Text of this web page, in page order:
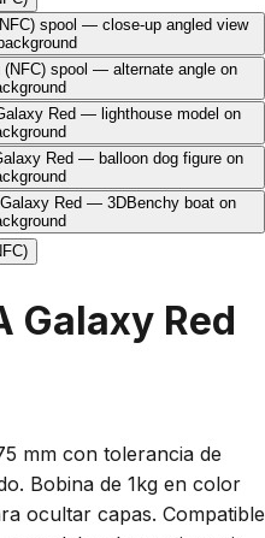
Galaxy Red
mm con tolerancia de
Bobina de 1kg en color
ocultar capas. Compatible